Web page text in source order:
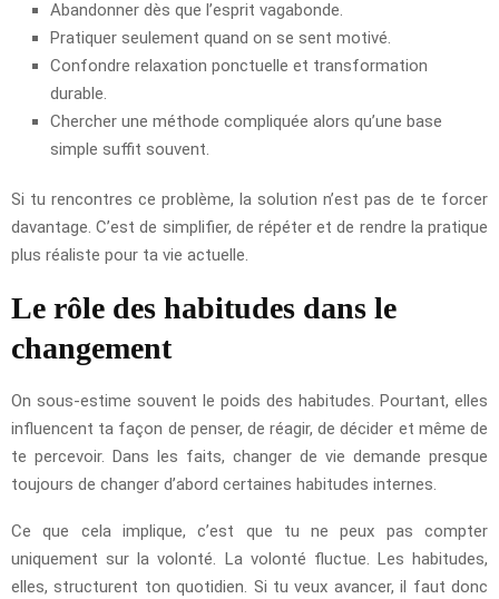
Abandonner dès que l’esprit vagabonde.
Pratiquer seulement quand on se sent motivé.
Confondre relaxation ponctuelle et transformation
durable.
Chercher une méthode compliquée alors qu’une base
simple suffit souvent.
Si tu rencontres ce problème, la solution n’est pas de te forcer
davantage. C’est de simplifier, de répéter et de rendre la pratique
plus réaliste pour ta vie actuelle.
Le rôle des habitudes dans le
changement
On sous-estime souvent le poids des habitudes. Pourtant, elles
influencent ta façon de penser, de réagir, de décider et même de
te percevoir. Dans les faits, changer de vie demande presque
toujours de changer d’abord certaines habitudes internes.
Ce que cela implique, c’est que tu ne peux pas compter
uniquement sur la volonté. La volonté fluctue. Les habitudes,
elles, structurent ton quotidien. Si tu veux avancer, il faut donc